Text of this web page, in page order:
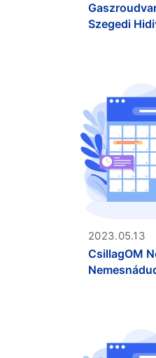
Szegedi
2023.05.13
CsillagOM